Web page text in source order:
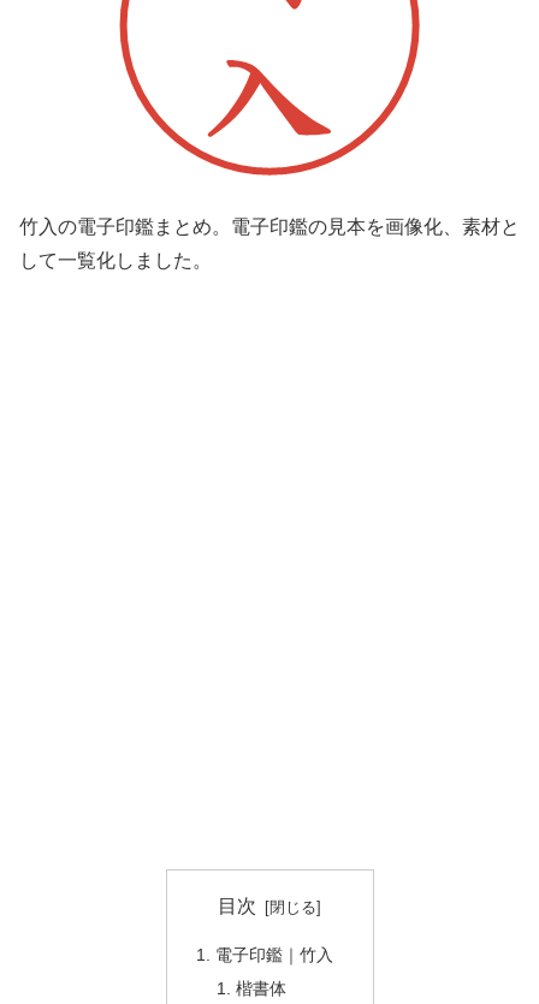
竹入の電子印鑑まとめ。電子印鑑の見本を画像化、素材と
して一覧化しました。
目次
電子印鑑｜竹入
楷書体